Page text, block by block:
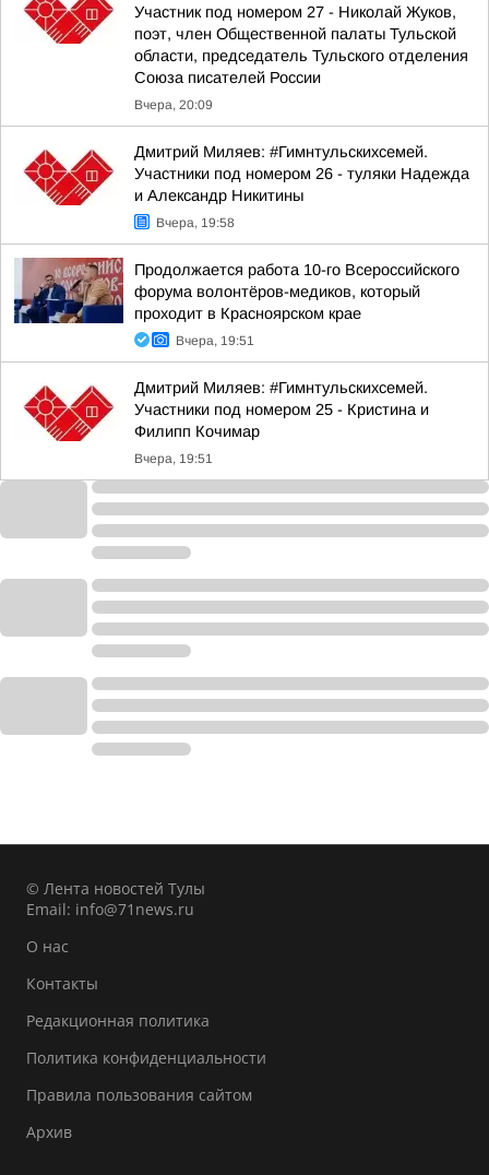
Участник под номером 27 - Николай Жуков,
поэт, член Общественной палаты Тульской
области, председатель Тульского отделения
Союза писателей России
Вчера, 20:09
Дмитрий Миляев: #Гимнтульскихсемей.
Участники под номером 26 - туляки Надежда
и Александр Никитины
Вчера, 19:58
Продолжается работа 10-го Всероссийского
форума волонтёров-медиков, который
проходит в Красноярском крае
Вчера, 19:51
Дмитрий Миляев: #Гимнтульскихсемей.
Участники под номером 25 - Кристина и
Филипп Кочимар
Вчера, 19:51
© Лента новостей Тулы
Email: info@71news.ru
О нас
Контакты
Редакционная политика
Политика конфиденциальности
Правила пользования сайтом
Архив